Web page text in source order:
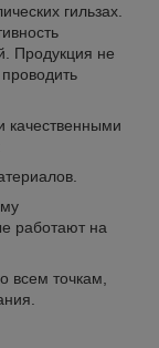
гильзах.
Продукция не
качественными
работают на
всем точкам,